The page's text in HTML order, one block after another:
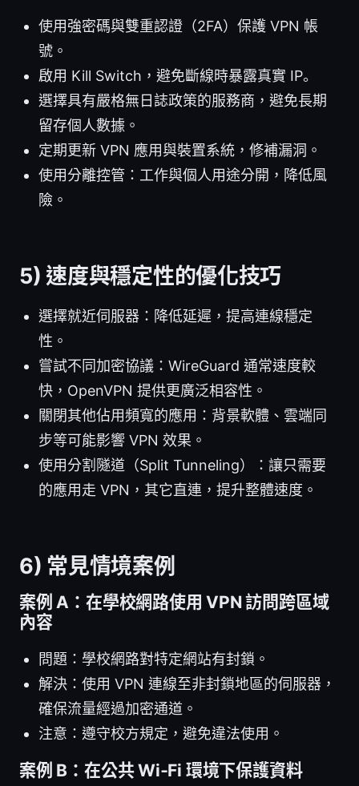
使用強密碼與雙重認證（2FA）保護 VPN 帳
號。
啟用 Kill Switch，避免斷線時暴露真實 IP。
選擇具有嚴格無日誌政策的服務商，避免長期
留存個人數據。
定期更新 VPN 應用與裝置系統，修補漏洞。
使用分離控管：工作與個人用途分開，降低風
險。
5) 速度與穩定性的優化技巧
選擇就近伺服器：降低延遲，提高連線穩定
性。
嘗試不同加密協議：WireGuard 通常速度較
快，OpenVPN 提供更廣泛相容性。
關閉其他佔用頻寬的應用：背景軟體、雲端同
步等可能影響 VPN 效果。
使用分割隧道（Split Tunneling）：讓只需要
的應用走 VPN，其它直連，提升整體速度。
6) 常見情境案例
案例 A：在學校網路使用 VPN 訪問跨區域
內容
問題：學校網路對特定網站有封鎖。
解決：使用 VPN 連線至非封鎖地區的伺服器，
確保流量經過加密通道。
注意：遵守校方規定，避免違法使用。
案例 B：在公共 Wi‑Fi 環境下保護資料